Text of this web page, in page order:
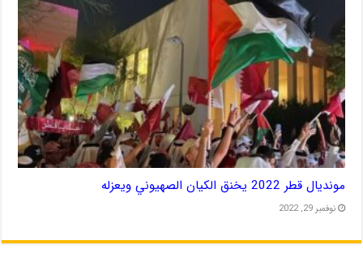
مونديال قطر 2022 يخنق الكيان الصهيوني ويعزله
نوفمبر 29, 2022